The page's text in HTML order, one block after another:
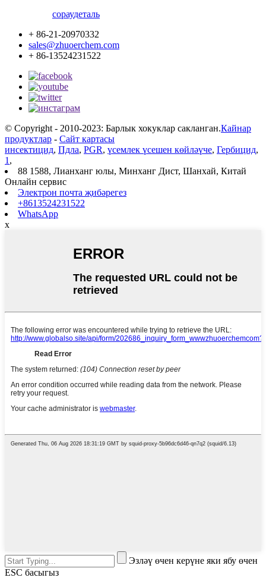
сораудеталь
+ 86-21-20970332
sales@zhuoerchem.com
+ 86-13524231522
© Copyright - 2010-2023: Барлык хокуклар сакланган.Кайнар
продуктлар - Сайт картасы
инсектицид, Пдла, PGR, үсемлек үсешен көйләүче, Гербицид,
1,
88 1588, Лианханг юлы, Минханг Дист, Шанхай, Китай
Онлайн сервис
Электрон почта җибәрегез
+8613524231522
WhatsApp
x
Эзләү өчен керүне яки ябу өчен
ESC басыгыз